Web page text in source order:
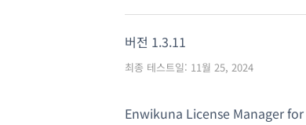
버전 1.3.11
최종 테스트일: 11월 25, 2024
Enwikuna License Manager